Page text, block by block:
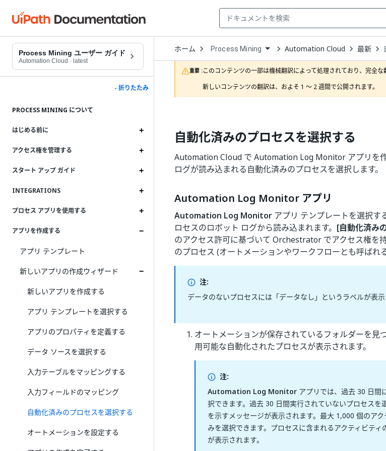
Process Mining ユーザー ガイド
Automation Cloud · latest
- 折りたたみ
PROCESS MINING について
はじめる前に
アクセス権を管理する
スタート アップ ガイド
INTEGRATIONS
プロセス アプリを使用する
アプリを作成する
アプリ テンプレート
新しいアプリの作成ウィザード
新しいアプリを作成する
アプリ テンプレートを選択する
アプリのプロパティを定義する
データ ソースを選択する
入力テーブルをマッピングする
入力フィールドのマッピング
自動化済みのプロセスを選択する
オートメーションを設定する
ホーム Open
Dropdown
to
choose
product
Process Mining Automation Cloud 最新
重要 :このコンテンツの一部は機械翻訳によって処理されており、完全な
新しいコンテンツの翻訳は、およそ 1 ～ 2 週間で公開されます。
自動化済みのプロセスを選択する
Automation Cloud で Automation Log Monitor アプリを
ログが読み込まれる自動化済みのプロセスを選択します。
Automation Log Monitor アプリ
Automation Log Monitor アプリ テンプレートを選択
ロセスのロボット ログから読み込まれます。 [自動化済み
のアクセス許可に基づいて Orchestrator でアクセス権を
のプロセス (オートメーションやワークフローとも呼ばれ
注:
データのないプロセスには「データなし」というラベルが表示
オートメーションが保存されているフォルダーを見
用可能な自動化されたプロセスが表示されます。
注:
Automation Log Monitor アプリでは、過去 30 日間
択できます。過去 30 日間実行されていないプロセスを
を示すメッセージが表示されます。最大 1,000 個のア
みを選択できます。プロセスに含まれるアクティビテ
が表示されます。